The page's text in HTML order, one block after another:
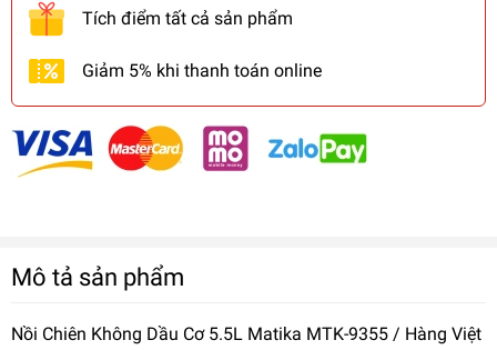
Tích điểm tất cả sản phẩm
Giảm 5% khi thanh toán online
Mô tả sản phẩm
Nồi Chiên Không Dầu Cơ 5.5L Matika MTK-9355 / Hàng Việt